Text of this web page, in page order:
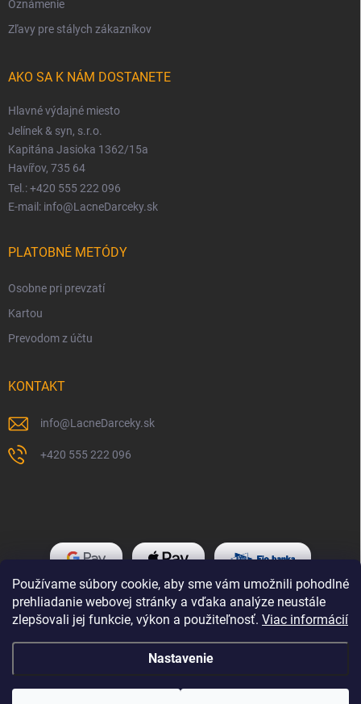
Používame súbory cookie, aby sme vám umožnili pohodlné
prehliadanie webovej stránky a vďaka analýze neustále
zlepšovali jej funkcie, výkon a použiteľnosť. Viac informácií
Nastavenie
Oznámenie
Zľavy pre stálych zákazníkov
AKO SA K NÁM DOSTANETE
Hlavné výdajné miesto
Jelínek & syn, s.r.o.
Kapitána Jasioka 1362/15a
Havířov, 735 64
Tel.: +420 555 222 096
E-mail: info@LacneDarceky.sk
PLATOBNÉ METÓDY
Osobne pri prevzatí
Kartou
Prevodom z účtu
KONTAKT
info@LacneDarceky.sk
+420 555 222 096